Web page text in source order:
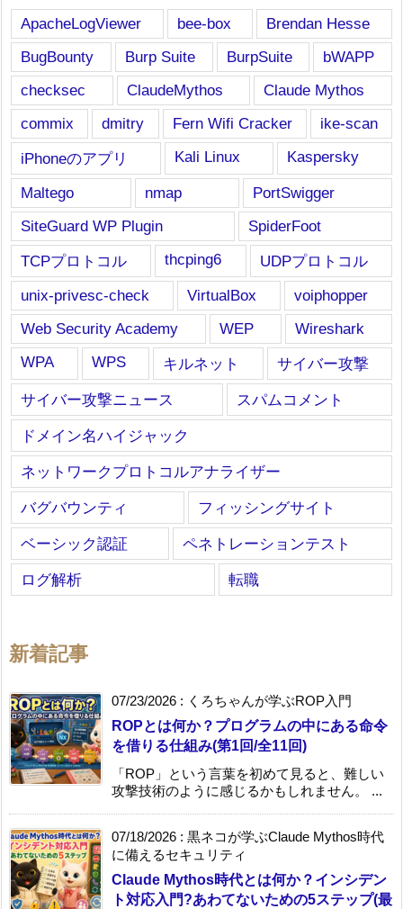
ApacheLogViewer bee-box
Brendan Hesse
BugBounty
Burp Suite BurpSuite
bWAPP
checksec
ClaudeMythos
Claude Mythos
commix
dmitry Fern Wifi Cracker
ike-scan
iPhoneのアプリ
Kali Linux
Kaspersky
Maltego
nmap
PortSwigger
SiteGuard WP Plugin
SpiderFoot
TCPプロトコル
thcping6
UDPプロトコル
unix-privesc-check
VirtualBox
voiphopper
Web Security Academy
WEP
Wireshark
WPA
WPS キルネット
サイバー攻撃
サイバー攻撃ニュース
スパムコメント
ドメイン名ハイジャック
ネットワークプロトコルアナライザー
バグバウンティ
フィッシングサイト
ベーシック認証
ペネトレーションテスト
ログ解析
転職
新着記事
07/23/2026 : くろちゃんが学ぶROP入門
ROPとは何か？プログラムの中にある命令
を借りる仕組み(第1回/全11回)
「ROP」という言葉を初めて見ると、難しい
攻撃技術のように感じるかもしれません。 ...
07/18/2026 : 黒ネコが学ぶClaude Mythos時代
に備えるセキュリティ
Claude Mythos時代とは何か？インシデン
ト対応入門?あわてないための5ステップ(最